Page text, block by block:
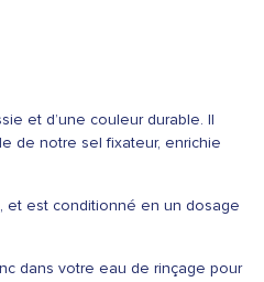
et d’une couleur durable. Il
de notre sel fixateur, enrichie
et est conditionné en un dosage
dans votre eau de rinçage pour